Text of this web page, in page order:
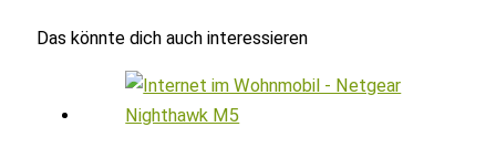
Das könnte dich auch interessieren